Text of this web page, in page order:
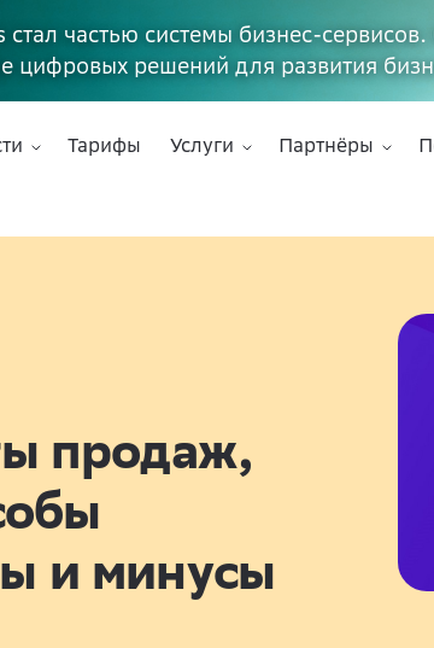
стал частью системы бизнес-
цифровых решений для развития
Тарифы Услуги Партнёры
продаж,
и минусы